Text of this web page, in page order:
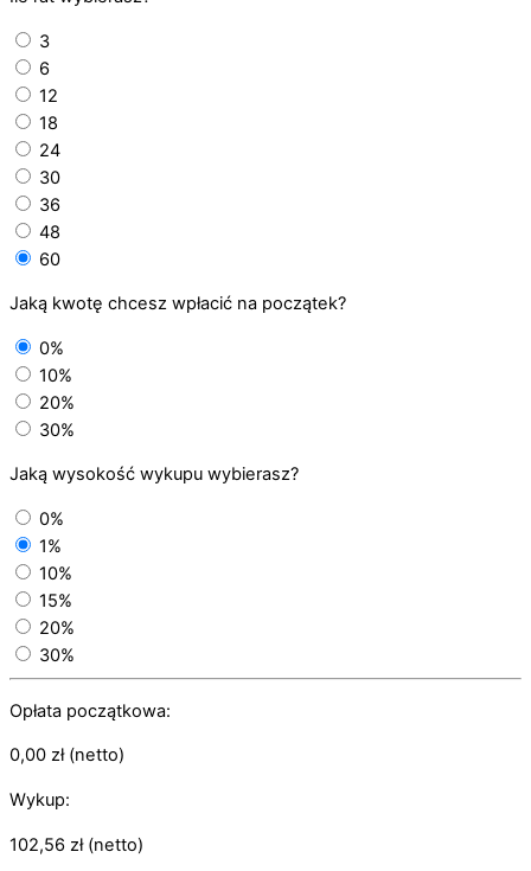
3
6
12
18
24
30
36
48
60
Jaką kwotę chcesz wpłacić na początek?
0%
10%
20%
30%
Jaką wysokość wykupu wybierasz?
0%
1%
10%
15%
20%
30%
Opłata początkowa:
0,00 zł(netto)
Wykup:
102,56 zł(netto)